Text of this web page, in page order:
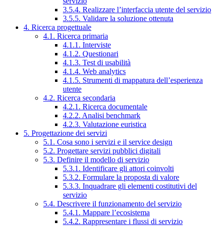
3.5.4. Realizzare l’interfaccia utente del servizio
3.5.5. Validare la soluzione ottenuta
4. Ricerca progettuale
4.1. Ricerca primaria
4.1.1. Interviste
4.1.2. Questionari
4.1.3. Test di usabilità
4.1.4. Web analytics
4.1.5. Strumenti di mappatura dell’esperienza
utente
4.2. Ricerca secondaria
4.2.1. Ricerca documentale
4.2.2. Analisi benchmark
4.2.3. Valutazione euristica
5. Progettazione dei servizi
5.1. Cosa sono i servizi e il service design
5.2. Progettare servizi pubblici digitali
5.3. Definire il modello di servizio
5.3.1. Identificare gli attori coinvolti
5.3.2. Formulare la proposta di valore
5.3.3. Inquadrare gli elementi costitutivi del
servizio
5.4. Descrivere il funzionamento del servizio
5.4.1. Mappare l’ecosistema
5.4.2. Rappresentare i flussi di servizio